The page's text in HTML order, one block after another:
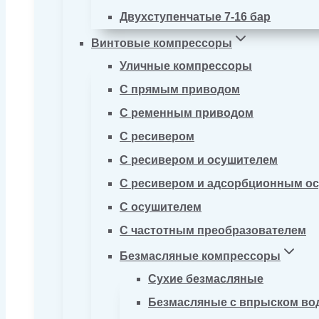
Двухступенчатые 7-16 бар
Винтовые компрессоры
Уличные компрессоры
С прямым приводом
С ременным приводом
С ресивером
С ресивером и осушителем
С ресивером и адсорбционным
С осушителем
С частотным преобразователем
Безмасляные компрессоры
Сухие безмасляные
Безмасляные с впрыском